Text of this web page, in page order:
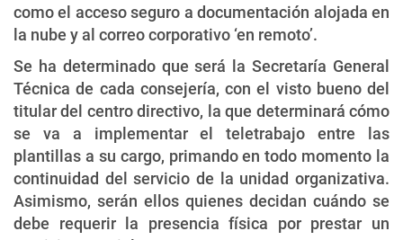
como el acceso seguro a documentación alojada en
la nube y al correo corporativo ‘en remoto’.
Se ha determinado que será la Secretaría General
Técnica de cada consejería, con el visto bueno del
titular del centro directivo, la que determinará cómo
se va a implementar el teletrabajo entre las
plantillas a su cargo, primando en todo momento la
continuidad del servicio de la unidad organizativa.
Asimismo, serán ellos quienes decidan cuándo se
debe requerir la presencia física por prestar un